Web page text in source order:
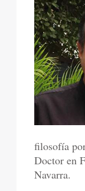
filosofía
Doctor en
Navarra.